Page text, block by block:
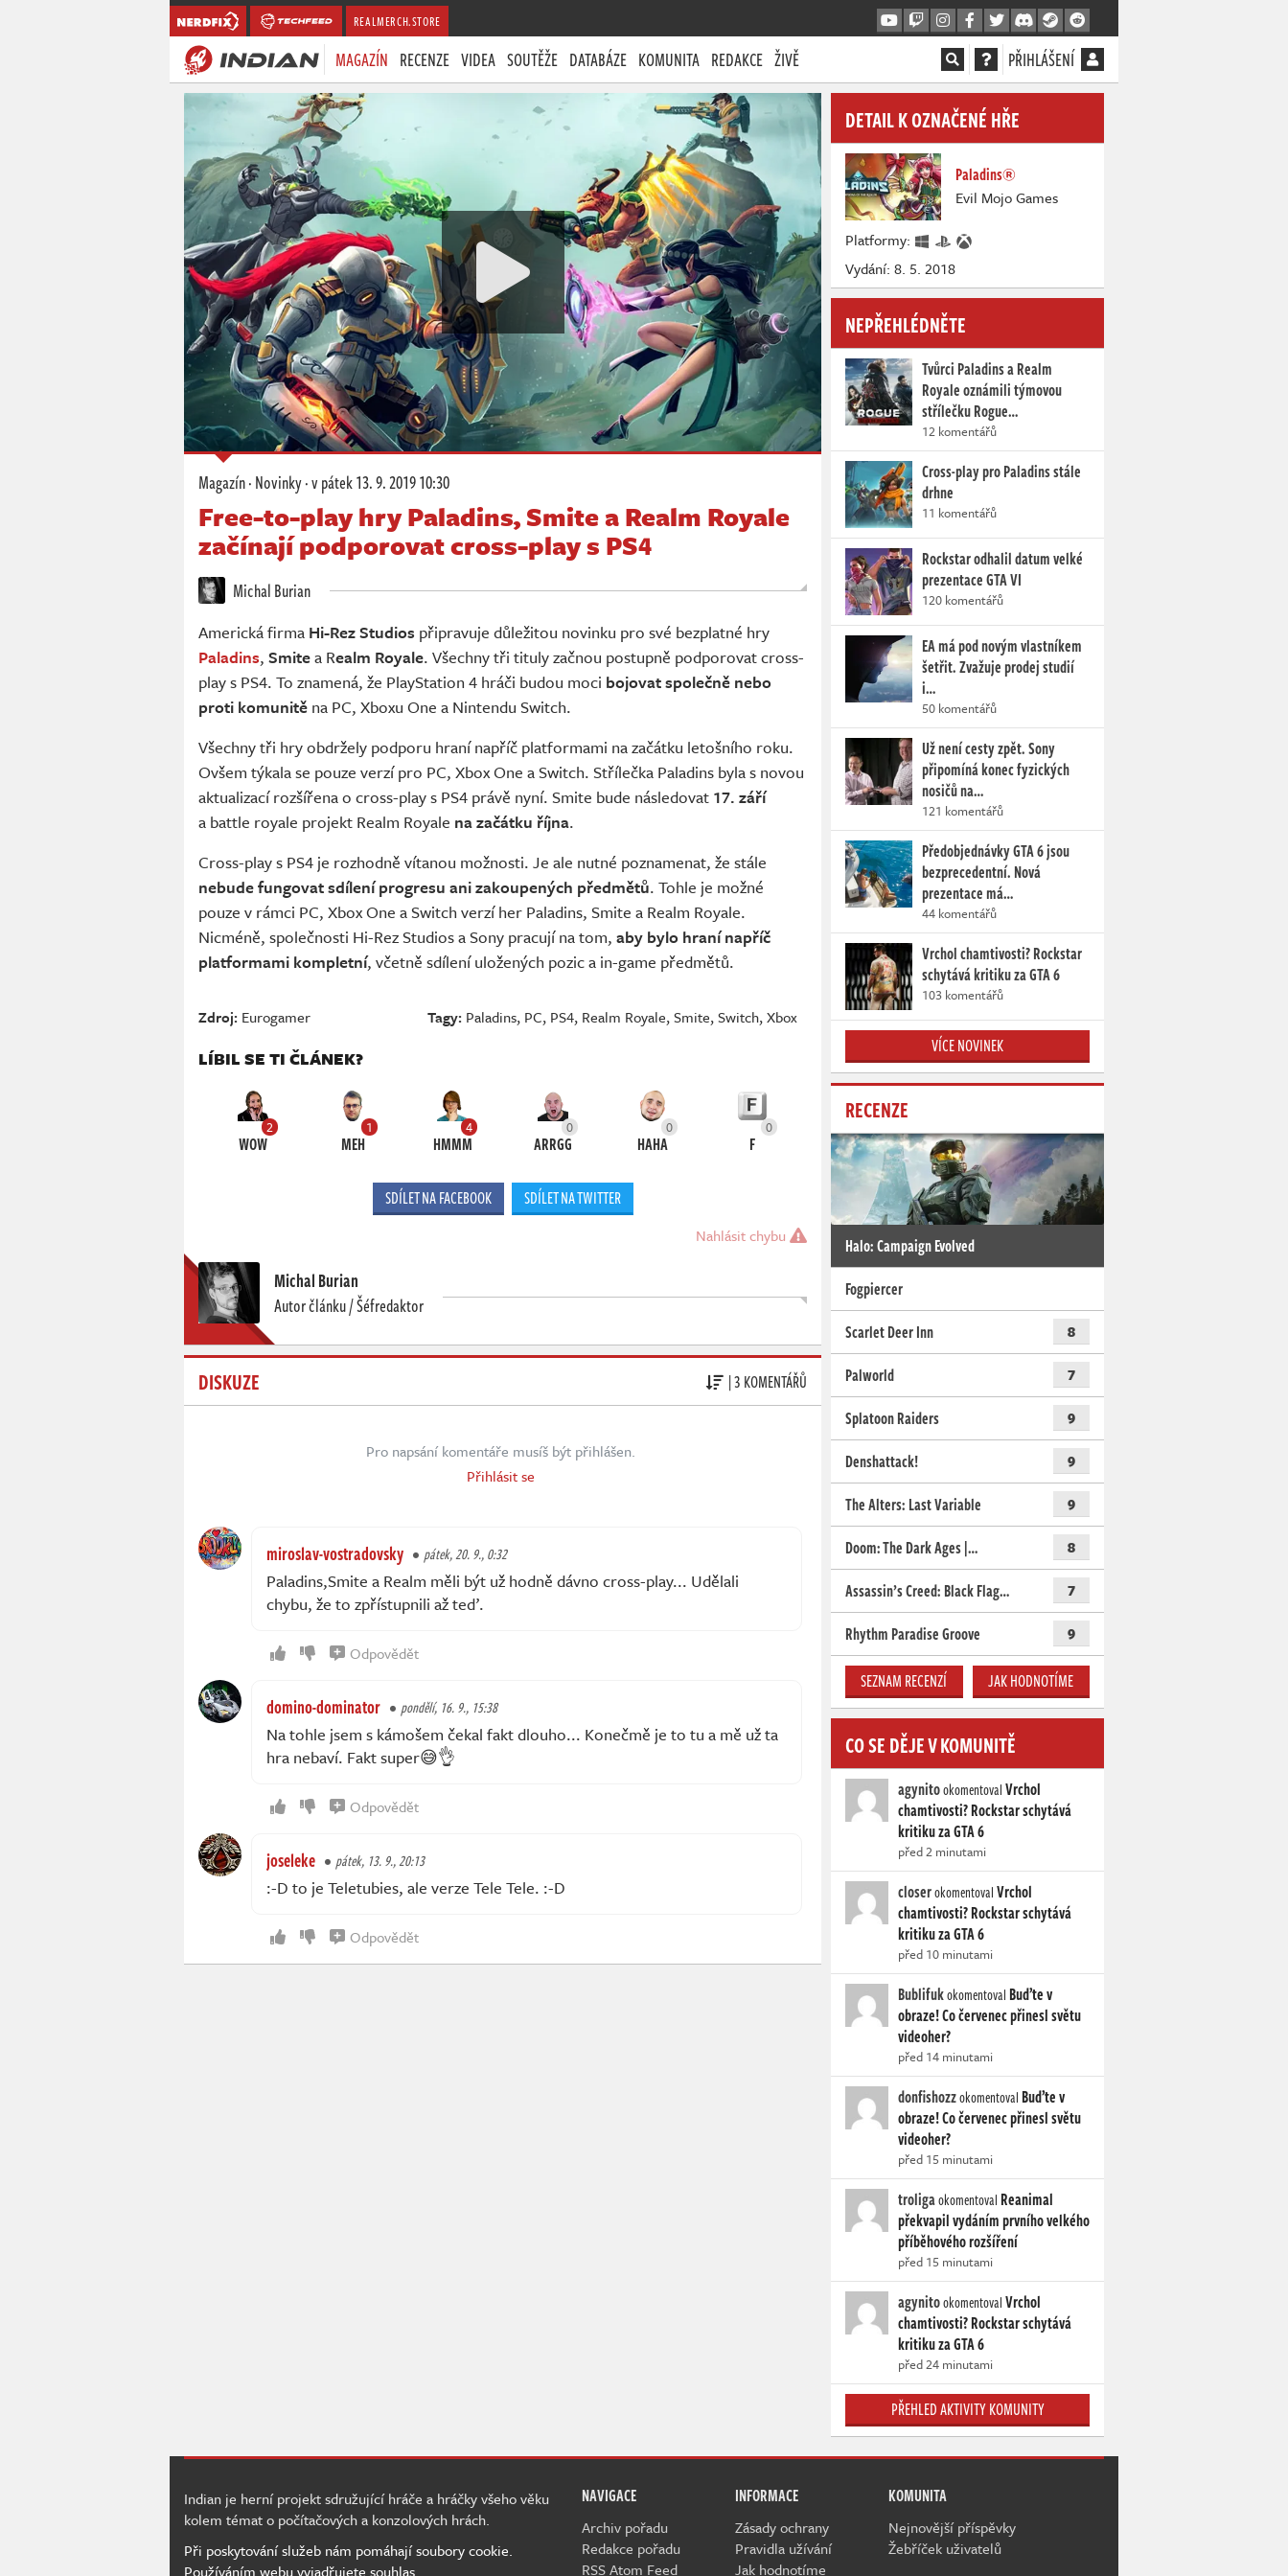
REALMERCH.STORE
MAGAZÍN RECENZE VIDEA SOUTĚŽE DATABÁZE KOMUNITA REDAKCE ŽIVĚ PŘIHLÁŠENÍ
Magazín·Novinky·v pátek13. 9. 2019 10:30
Free-to-play hry Paladins, Smite a Realm Royale
začínají podporovat cross-play s PS4
Michal Burian
Americká firma Hi-Rez Studios připravuje důležitou novinku pro své bezplatné hry
Paladins, Smitea Realm Royale. Všechny tři tituly začnou postupně podporovat cross-
play s PS4. To znamená, že PlayStation 4 hráči budou moci bojovat společně nebo
proti komunitě na PC, Xboxu One a Nintendu Switch.
Všechny tři hry obdržely podporu hraní napříč platformami na začátku letošního roku.
Ovšem týkala se pouze verzí pro PC, Xbox One a Switch. Střílečka Paladins byla s novou
aktualizací rozšířena o cross-play s PS4 právě nyní. Smite bude následovat 17. září
a battle royale projekt Realm Royale na začátku října.
Cross-play s PS4 je rozhodně vítanou možnosti. Je ale nutné poznamenat, že stále
nebude fungovat sdílení progresu ani zakoupených předmětů. Tohle je možné
pouze v rámci PC, Xbox One a Switch verzí her Paladins, Smite a Realm Royale.
Nicméně, společnosti Hi-Rez Studios a Sony pracují na tom, aby bylo hraní napříč
platformami kompletní, včetně sdílení uložených pozic a in-game předmětů.
Zdroj: Eurogamer Tagy: Paladins, PC, PS4, Realm Royale,Smite,Switch,Xbox
LÍBIL SE TI ČLÁNEK?
2
WOW
1
MEH
4
HMMM
0
ARRGG
0
HAHA
0
F
SDÍLET NA FACEBOOK SDÍLET NA TWITTER
Nahlásit chybu
Michal Burian
Autor článku / Šéfredaktor
DISKUZE | 3 KOMENTÁŘŮ
Pro napsání komentáře musíš být přihlášen.
Přihlásit se
miroslav-vostradovsky pátek, 20. 9., 0:32
Paladins,Smite a Realm měli být už hodně dávno cross-play... Udělali
chybu, že to zpřístupnili až teď.
Odpovědět
domino-dominator pondělí, 16. 9., 15:38
Na tohle jsem s kámošem čekal fakt dlouho... Konečmě je to tu a mě už ta
hra nebaví. Fakt super😅👌
Odpovědět
joseleke pátek, 13. 9., 20:13
:-D to je Teletubies, ale verze Tele Tele. :-D
Odpovědět
DETAIL K OZNAČENÉ HŘE
Paladins®
Evil Mojo Games
Platformy:
Vydání: 8. 5. 2018
NEPŘEHLÉDNĚTE
Tvůrci Paladins a Realm
Royale oznámili týmovou
střílečku Rogue…
12 komentářů
Cross-play pro Paladins stále
drhne
11 komentářů
Rockstar odhalil datum velké
prezentace GTA VI
120 komentářů
EA má pod novým vlastníkem
šetřit. Zvažuje prodej studií
i…
50 komentářů
Už není cesty zpět. Sony
připomíná konec fyzických
nosičů na…
121 komentářů
Předobjednávky GTA 6 jsou
bezprecedentní. Nová
prezentace má…
44 komentářů
Vrchol chamtivosti? Rockstar
schytává kritiku za GTA 6
103 komentářů
VÍCE NOVINEK
RECENZE
Halo: Campaign Evolved
Fogpiercer
Scarlet Deer Inn
8
Palworld 7
Splatoon Raiders 9
Denshattack! 9
The Alters: Last Variable 9
Doom: The Dark Ages |… 8
Assassin’s Creed: Black Flag… 7
Rhythm Paradise Groove 9
SEZNAM RECENZÍ JAK HODNOTÍME
CO SE DĚJE V KOMUNITĚ
agynitookomentovalVrchol
chamtivosti? Rockstar schytává
kritiku za GTA 6
před 2 minutami
closerokomentovalVrchol
chamtivosti? Rockstar schytává
kritiku za GTA 6
před 10 minutami
Bublifukokomentoval Buďte v
obraze! Co červenec přinesl světu
videoher?
před 14 minutami
donfishozzokomentoval Buďte v
obraze! Co červenec přinesl světu
videoher?
před 15 minutami
troligaokomentoval Reanimal
překvapil vydáním prvního velkého
příběhového rozšíření
před 15 minutami
agynitookomentovalVrchol
chamtivosti? Rockstar schytává
kritiku za GTA 6
před 24 minutami
PŘEHLED AKTIVITY KOMUNITY
NAVIGACE
Archiv pořadu
Redakce pořadu
RSS Atom Feed
INFORMACE
Zásady ochrany
Pravidla užívání
Jak hodnotíme
KOMUNITA
Nejnovější příspěvky
Žebříček uživatelů
Indian je herní projekt sdružující hráče a hráčky všeho věku
kolem témat o počítačových a konzolových hrách.
Při poskytování služeb nám pomáhají soubory cookie.
Používáním webu vyjadřujete souhlas.